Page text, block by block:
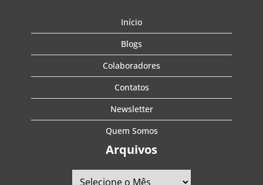
Início
Blogs
Colaboradores
Contatos
Newsletter
Quem Somos
Arquivos